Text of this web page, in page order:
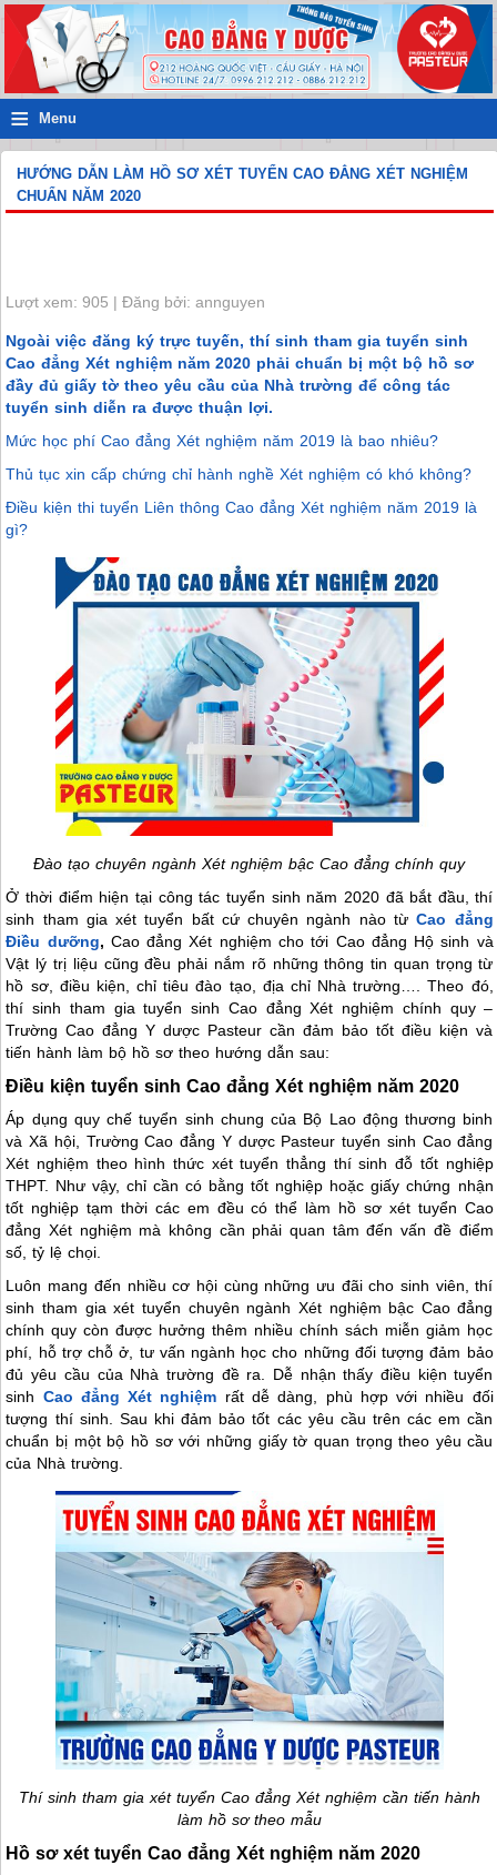
≡ Menu
HƯỚNG DẪN LÀM HỒ SƠ XÉT TUYỂN CAO ĐẲNG XÉT NGHIỆM
CHUẨN NĂM 2020
Lượt xem: 905 | Đăng bởi: annguyen
Ngoài việc đăng ký trực tuyến, thí sinh tham gia tuyển sinh
Cao đẳng Xét nghiệm năm 2020 phải chuẩn bị một bộ hồ sơ
đầy đủ giấy tờ theo yêu cầu của Nhà trường để công tác
tuyển sinh diễn ra được thuận lợi.
Mức học phí Cao đẳng Xét nghiệm năm 2019 là bao nhiêu?
Thủ tục xin cấp chứng chỉ hành nghề Xét nghiệm có khó không?
Điều kiện thi tuyển Liên thông Cao đẳng Xét nghiệm năm 2019 là
gì?
Đào tạo chuyên ngành Xét nghiệm bậc Cao đẳng chính quy
Ở thời điểm hiện tại công tác tuyển sinh năm 2020 đã bắt đầu, thí
sinh tham gia xét tuyển bất cứ chuyên ngành nào từ Cao đẳng
Điều dưỡng, Cao đẳng Xét nghiệm cho tới Cao đẳng Hộ sinh và
Vật lý trị liệu cũng đều phải nắm rõ những thông tin quan trọng từ
hồ sơ, điều kiện, chỉ tiêu đào tạo, địa chỉ Nhà trường…. Theo đó,
thí sinh tham gia tuyển sinh Cao đẳng Xét nghiệm chính quy –
Trường Cao đẳng Y dược Pasteur cần đảm bảo tốt điều kiện và
tiến hành làm bộ hồ sơ theo hướng dẫn sau:
Điều kiện tuyển sinh Cao đẳng Xét nghiệm năm 2020
Áp dụng quy chế tuyển sinh chung của Bộ Lao động thương binh
và Xã hội, Trường Cao đẳng Y dược Pasteur tuyển sinh Cao đẳng
Xét nghiệm theo hình thức xét tuyển thẳng thí sinh đỗ tốt nghiệp
THPT. Như vậy, chỉ cần có bằng tốt nghiệp hoặc giấy chứng nhận
tốt nghiệp tạm thời các em đều có thể làm hồ sơ xét tuyển Cao
đẳng Xét nghiệm mà không cần phải quan tâm đến vấn đề điểm
số, tỷ lệ chọi.
Luôn mang đến nhiều cơ hội cùng những ưu đãi cho sinh viên, thí
sinh tham gia xét tuyển chuyên ngành Xét nghiệm bậc Cao đẳng
chính quy còn được hưởng thêm nhiều chính sách miễn giảm học
phí, hỗ trợ chỗ ở, tư vấn ngành học cho những đối tượng đảm bảo
đủ yêu cầu của Nhà trường đề ra. Dễ nhận thấy điều kiện tuyển
sinh Cao đẳng Xét nghiệm rất dễ dàng, phù hợp với nhiều đối
tượng thí sinh. Sau khi đảm bảo tốt các yêu cầu trên các em cần
chuẩn bị một bộ hồ sơ với những giấy tờ quan trọng theo yêu cầu
của Nhà trường.
Thí sinh tham gia xét tuyển Cao đẳng Xét nghiệm cần tiến hành
làm hồ sơ theo mẫu
Hồ sơ xét tuyển Cao đẳng Xét nghiệm năm 2020